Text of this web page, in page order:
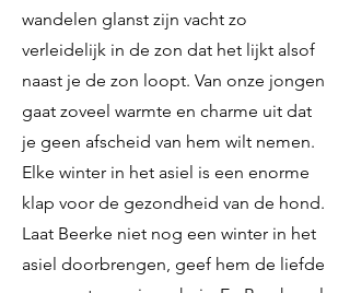
wandelen glanst zijn vacht zo
verleidelijk in de zon dat het lijkt alsof
naast je de zon loopt. Van onze jongen
gaat zoveel warmte en charme uit dat
je geen afscheid van hem wilt nemen.
Elke winter in het asiel is een enorme
klap voor de gezondheid van de hond.
Laat Beerke niet nog een winter in het
asiel doorbrengen, geef hem de liefde